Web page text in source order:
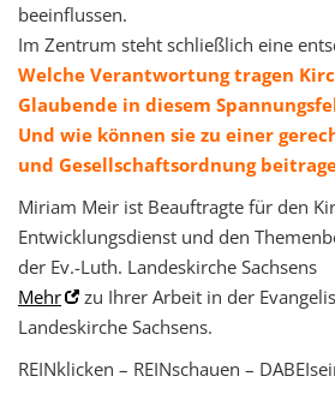
beeinflussen.
Im Zentrum steht schließlich eine
Welche Verantwortung tragen
Glaubende in diesem
Und wie können sie zu einer
und Gesellschaftsordnung
Miriam Meir ist Beauftragte für den
Entwicklungsdienst und den
der Ev.-Luth. Landeskirche Sachsens
Mehr
zu Ihrer Arbeit in der
Landeskirche Sachsens.
REINklicken – REINschauen –